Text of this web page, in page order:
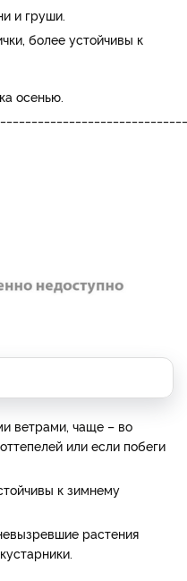
и груши.
более устойчивы к
осенью.
ветрами, чаще – во
или если побеги
к зимнему
растения